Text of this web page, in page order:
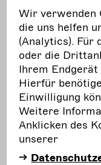
Wichtig:
spontan
entstehen,
GbR
nicht nur
sondern z.
zwei
um eine
Wir verwenden
die uns helfen
(Analytics). Für
oder die
Ihrem Endgerät
Hierfür
Einwilligung
Weitere
Anklicken des
unserer